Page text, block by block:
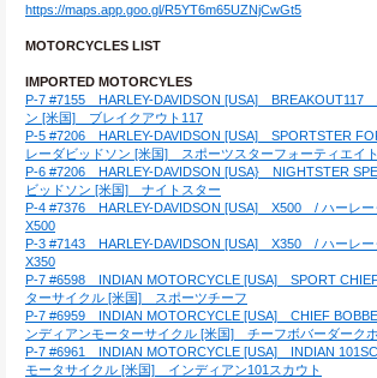
https://maps.app.goo.gl/R5YT6m65UZNjCwGt5
MOTORCYCLES LIST
IMPORTED MOTORCYLES
P-7 #7155　HARLEY-DAVIDSON [USA]　BREAKOUT117
ン [米国]　ブレイクアウト117
P-5 #7206　HARLEY-DAVIDSON [USA]　SPORTSTER
レーダビッドソン [米国]　スポーツスターフォーティエイト
P-6 #7206　HARLEY-DAVIDSON [USA}　NIGHTSTER
ビッドソン [米国]　ナイトスター
P-4 #7376　HARLEY-DAVIDSON [USA]　X500　/ ハーレ
X500
P-3 #7143　HARLEY-DAVIDSON [USA]　X350　/ ハーレ
X350
P-7 #6598　INDIAN MOTORCYCLE [USA]　SPORT
ターサイクル [米国]　スポーツチーフ
P-7 #6959　INDIAN MOTORCYCLE [USA]　CHIEF
ンディアンモーターサイクル [米国]　チーフボバーダーク
P-7 #6961　INDIAN MOTORCYCLE [USA]　INDIAN
モータサイクル [米国]　インディアン101スカウト